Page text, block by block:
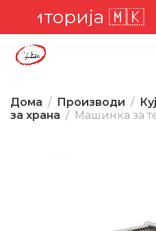
🇲🇰
Дома Производи
за храна
Машинка за